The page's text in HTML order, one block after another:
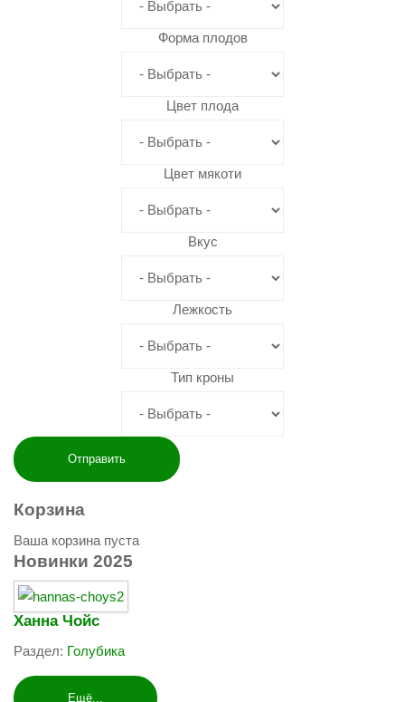
Форма плодов
Цвет плода
Цвет мякоти
Вкус
Лежкость
Тип кроны
Корзина
Ваша корзина пуста
Новинки 2025
Ханна Чойс
Раздел: Голубика
Ещё...